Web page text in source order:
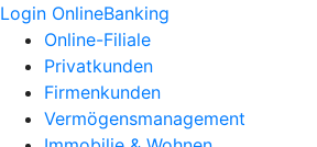
Login OnlineBanking
Online-Filiale
Privatkunden
Firmenkunden
Vermögensmanagement